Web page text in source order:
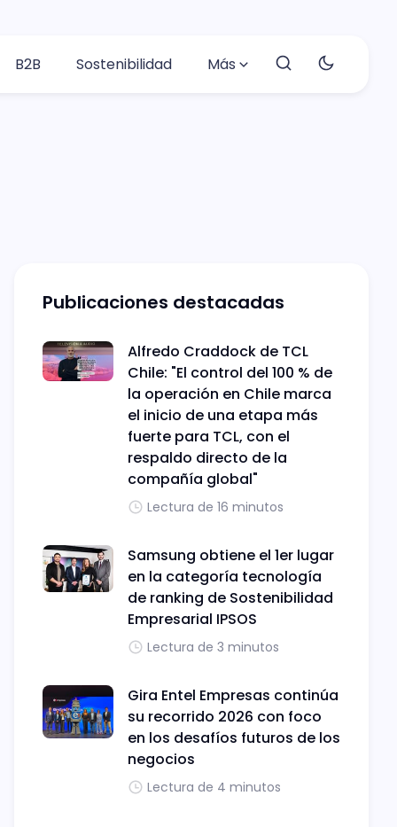
B2B Sostenibilidad Más
Publicaciones destacadas
Alfredo Craddock de TCL
Chile: "El control del 100 % de
la operación en Chile marca
el inicio de una etapa más
fuerte para TCL, con el
respaldo directo de la
compañía global"
Lectura de 16 minutos
Samsung obtiene el 1er lugar
en la categoría tecnología
de ranking de Sostenibilidad
Empresarial IPSOS
Lectura de 3 minutos
Gira Entel Empresas continúa
su recorrido 2026 con foco
en los desafíos futuros de los
negocios
Lectura de 4 minutos